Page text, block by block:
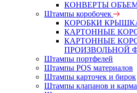
КОНВЕРТЫ
Штампы коробочек
КОРОБКИ
КАРТОННЫЕ
КАРТОННЫЕ
ПРОИЗВОЛЬНОЙ
Штампы портфелей
Штампы POS материалов
Штампы карточек и бирок
Штампы клапанов и